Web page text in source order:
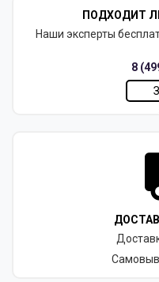
ПОДХОДИТ
Наши эксперты
8